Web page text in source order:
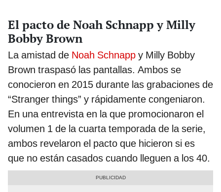
El pacto de Noah Schnapp y Milly
Bobby Brown
La amistad de Noah Schnapp y Milly Bobby
Brown traspasó las pantallas. Ambos se
conocieron en 2015 durante las grabaciones de
“Stranger things” y rápidamente congeniaron.
En una entrevista en la que promocionaron el
volumen 1 de la cuarta temporada de la serie,
ambos revelaron el pacto que hicieron si es
que no están casados cuando lleguen a los 40.